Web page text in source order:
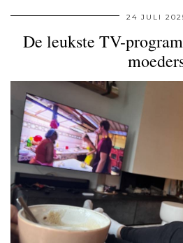
24 JULI
De leukste TV-